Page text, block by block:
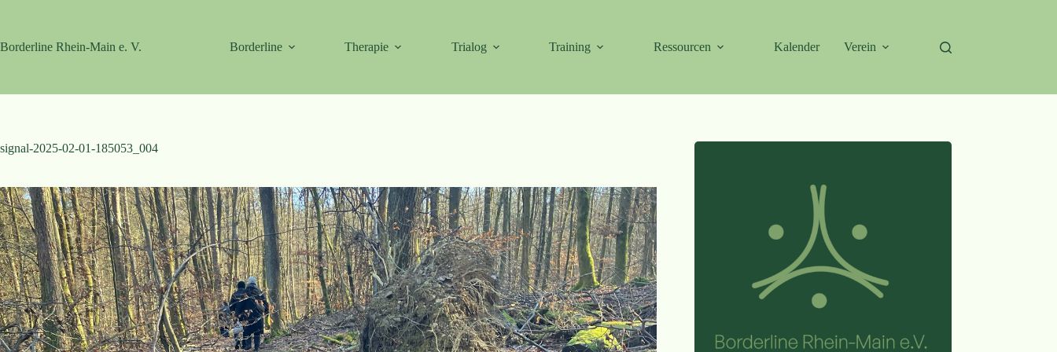
Borderline Rhein-Main e. V.
Borderline Therapie Trialog Training Ressourcen Kalender Verein
signal-2025-02-01-185053_004